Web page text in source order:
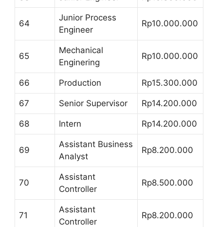
64
Junior Process
Engineer
Rp10.000.000
65
Mechanical
Enginering
Rp10.000.000
66 Production Rp15.300.000
67 Senior Supervisor Rp14.200.000
68 Intern Rp14.200.000
69
Assistant Business
Analyst
Rp8.200.000
70
Assistant
Controller
Rp8.500.000
71
Assistant
Controller
Rp8.200.000